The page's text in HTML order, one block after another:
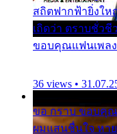
สถิตฟากฟ้ายิ่งให
เถิดว่า ตราบชั่วชี
ขอบคุณแฟนเพลง
36 views •
ขอ กราบ ขอบคุณ
ผมแสนชื่นใจ หาย